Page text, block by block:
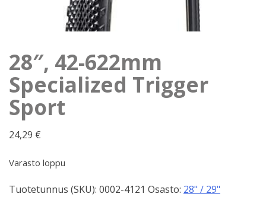
28″, 42-622mm
Specialized Trigger
Sport
24,29 €
Varasto loppu
Tuotetunnus (SKU): 0002-4121 Osasto: 28" / 29"